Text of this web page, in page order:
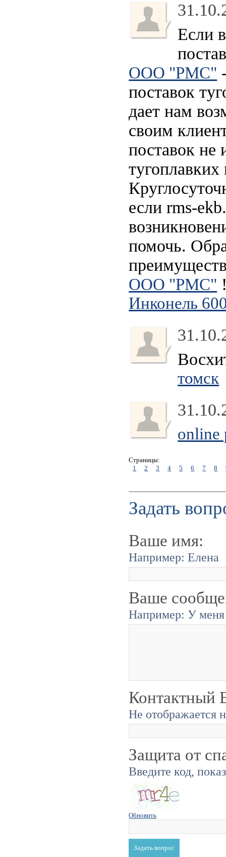
Если
ООО "РМС"
поставок
дает нам
своим
поставок
если rms-
помочь.
ООО "РМС"
Инконель
томск
online
Страницы:
1
2 3 4 5 6 7 8
Задать
Ваше имя:
Например: Елена
Ваше
Например: У меня
Контактный
Не отображается
Защита от
Введите код,
Обновить